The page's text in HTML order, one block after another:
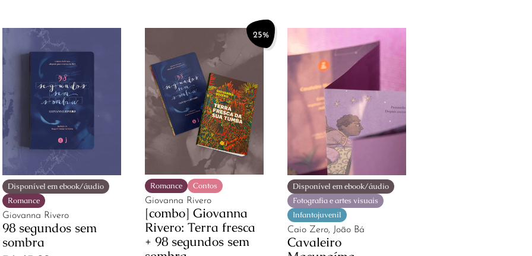
Disponível em ebook/áudio
Romance
Giovanna Rivero
98 segundos sem
sombra
25%
Contos
Romance
Giovanna Rivero
[combo] Giovanna
Rivero: Terra fresca
+ 98 segundos sem
Disponível em ebook/áudio
Fotografia e artes visuais
Infantojuvenil
Caio Zero, João Bá
Cavaleiro